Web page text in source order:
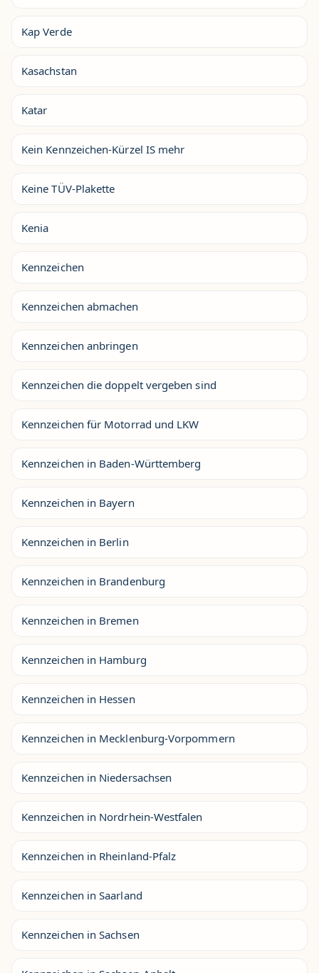
Kap Verde
Kasachstan
Katar
Kein Kennzeichen-Kürzel IS mehr
Keine TÜV-Plakette
Kenia
Kennzeichen
Kennzeichen abmachen
Kennzeichen anbringen
Kennzeichen die doppelt vergeben sind
Kennzeichen für Motorrad und LKW
Kennzeichen in Baden-Württemberg
Kennzeichen in Bayern
Kennzeichen in Berlin
Kennzeichen in Brandenburg
Kennzeichen in Bremen
Kennzeichen in Hamburg
Kennzeichen in Hessen
Kennzeichen in Mecklenburg-Vorpommern
Kennzeichen in Niedersachsen
Kennzeichen in Nordrhein-Westfalen
Kennzeichen in Rheinland-Pfalz
Kennzeichen in Saarland
Kennzeichen in Sachsen